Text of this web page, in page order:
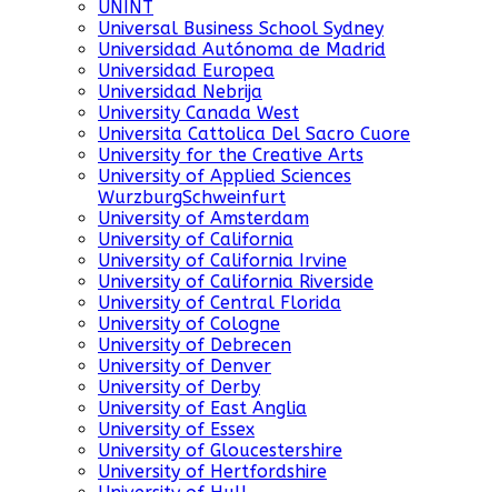
UNINT
Universal Business School Sydney
Universidad Autónoma de Madrid
Universidad Europea
Universidad Nebrija
University Canada West
Universita Cattolica Del Sacro Cuore
University for the Creative Arts
University of Applied Sciences
WurzburgSchweinfurt
University of Amsterdam
University of California
University of California Irvine
University of California Riverside
University of Central Florida
University of Cologne
University of Debrecen
University of Denver
University of Derby
University of East Anglia
University of Essex
University of Gloucestershire
University of Hertfordshire